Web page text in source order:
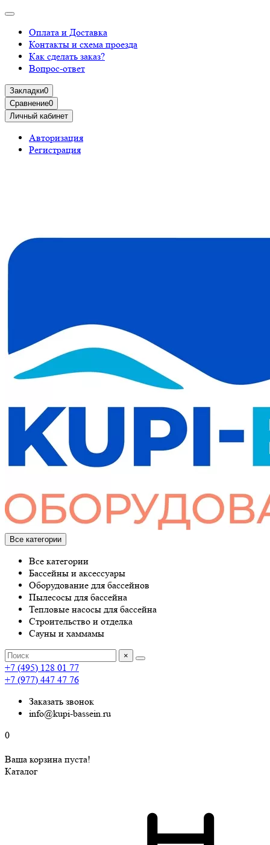
Оплата и Доставка
Контакты и схема проезда
Как сделать заказ?
Вопрос-ответ
Закладки0
Сравнение0
Личный кабинет
Авторизация
Регистрация
Все категории
Все категории
Бассейны и аксессуары
Оборудование для бассейнов
Пылесосы для бассейна
Тепловые насосы для бассейна
Строительство и отделка
Сауны и хаммамы
×
+7 (495) 128 01 77
+7 (977) 447 47 76
Заказать звонок
info@kupi-bassein.ru
0
Ваша корзина пуста!
Каталог